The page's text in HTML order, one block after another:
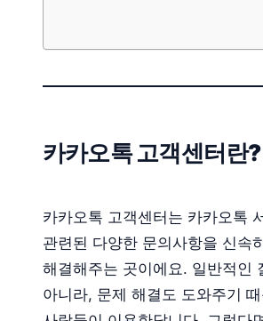
카카오톡 고객센터란?
카카오톡 고객센터는 카카오톡
관련된 다양한 문의사항을 신속
해결해주는 곳이에요. 일반적인
아니라, 문제 해결도 도와주기